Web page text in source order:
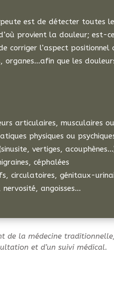
est de détecter toutes
provient la douleur; est-
corriger l’aspect
organes…afin que les
articulaires, musculaires
physiques ou
vertiges,
céphalées
circulatoires, génitaux-
angoisses…
de la médecine
et d’un suivi médical.